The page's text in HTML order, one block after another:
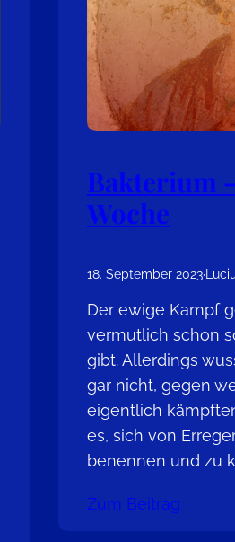
Bakterium
Woche
18. September 2023·
Der ewige Kampf
vermutlich schon
gibt. Allerdings
gar nicht, gegen
eigentlich
es, sich von
benennen und zu
Zum Beitrag